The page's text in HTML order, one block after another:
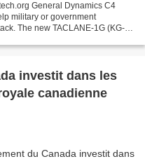
General Dynamics C4
military or government
The new TACLANE-1G (KG-
investit dans les
canadienne